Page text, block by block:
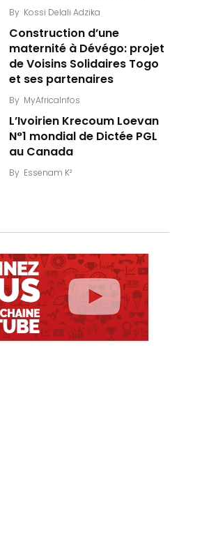
By Kossi Delali Adzika
Construction d’une
maternité à Dévégo: projet
de Voisins Solidaires Togo
et ses partenaires
By MyAfricaInfos
L’Ivoirien Krecoum Loevan
N°1 mondial de Dictée PGL
au Canada
By Essenam K²